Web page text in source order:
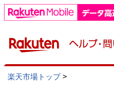
楽天市場トップ>